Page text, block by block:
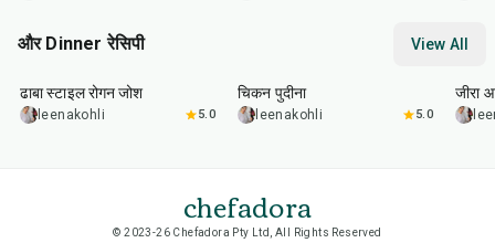
और Dinner रेसिपी View All
1
ढाबा स्टाइल रोगन जोश
leenakohli 5.0
चिकन पुदीना
leenakohli 5.0
जीरा
chefadora
© 2023-26 Chefadora Pty Ltd, All Rights Reserved